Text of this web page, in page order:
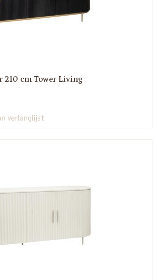
210 cm Tower Living
verlanglijst